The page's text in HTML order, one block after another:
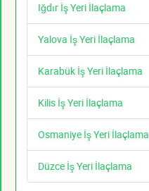
Iğdır İş Yeri İlaçlama
Yalova İş Yeri İlaçlama
Karabük İş Yeri İlaçlama
Kilis İş Yeri İlaçlama
Osmaniye İş Yeri İlaçlama
Düzce İş Yeri İlaçlama